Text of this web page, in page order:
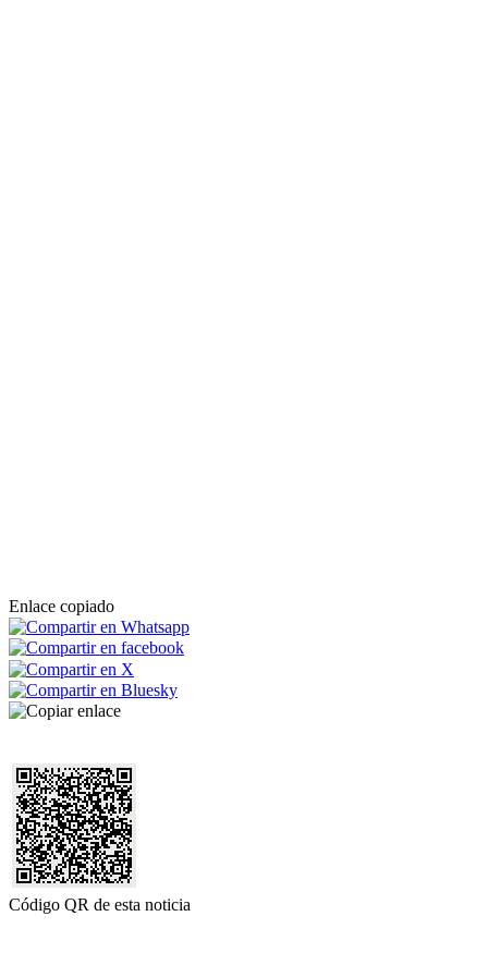
Enlace copiado
Código QR de esta noticia